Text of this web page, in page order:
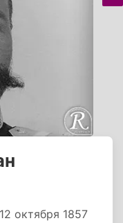
октября 1857